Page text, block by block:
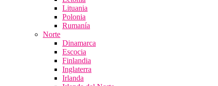
Lituania
Polonia
Rumanía
Norte
Dinamarca
Escocia
Finlandia
Inglaterra
Irlanda